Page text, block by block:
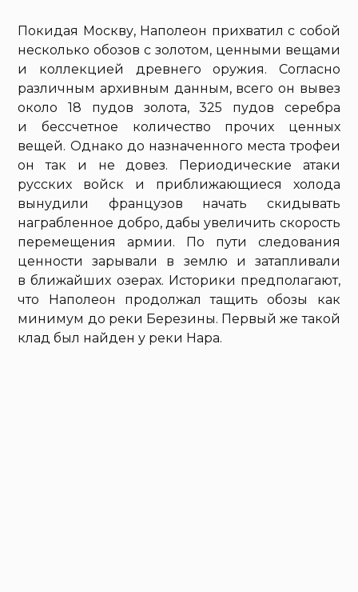
Покидая Москву, Наполеон прихватил с собой
несколько обозов с золотом, ценными вещами
и коллекцией древнего оружия. Согласно
различным архивным данным, всего он вывез
около 18 пудов золота, 325 пудов серебра
и бессчетное количество прочих ценных
вещей. Однако до назначенного места трофеи
он так и не довез. Периодические атаки
русских войск и приближающиеся холода
вынудили французов начать скидывать
награбленное добро, дабы увеличить скорость
перемещения армии. По пути следования
ценности зарывали в землю и затапливали
в ближайших озерах. Историки предполагают,
что Наполеон продолжал тащить обозы как
минимум до реки Березины. Первый же такой
клад был найден у реки Нара.